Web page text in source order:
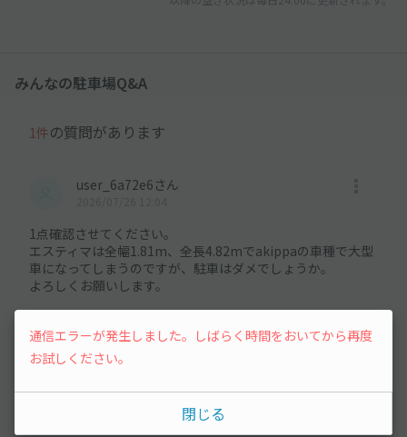
みんなの駐車場Q&A
1件の質問があります
user_6a72e6さん
1点確認させてください。
エスティマは全幅1.81m、全長4.82mでakippaの車種で大型
車になってしまうのですが、駐車はダメでしょうか。
よろしくお願いします。
オーナーさんの回答
エスティマ大丈夫ですよ！
通常に駐車出来るかと思います。
通信エラーが発生しました。しばらく時間をおいてから再度
お試しください。
閉じる